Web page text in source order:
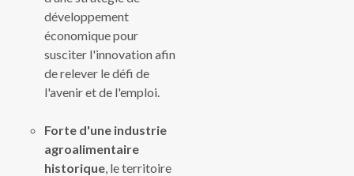
développement
économique pour
susciter l'innovation afin
de relever le défi de
l'avenir et de l'emploi.
Forte d'une industrie
agroalimentaire
historique, le territoire